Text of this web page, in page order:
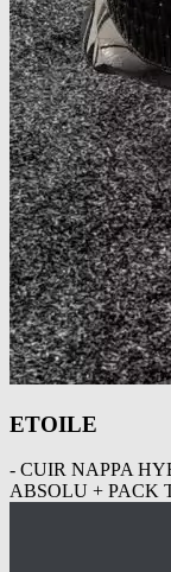
ETOILE
- CUIR NAPPA
ABSOLU + PACK